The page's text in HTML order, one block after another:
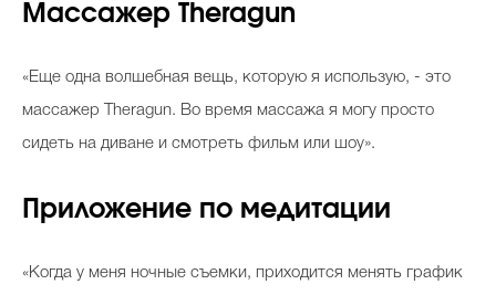
Массажер Theragun
«Еще одна волшебная вещь, которую я использую, - это
массажер Theragun. Во время массажа я могу просто
сидеть на диване и смотреть фильм или шоу».
Приложение по медитации
«Когда у меня ночные съемки, приходится менять график